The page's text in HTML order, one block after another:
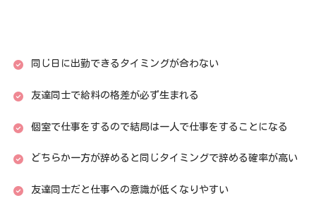
同じ日に出勤できるタイミングが合わない
友達同士で給料の格差が必ず生まれる
個室で仕事をするので結局は一人で仕事をすることになる
どちらか一方が辞めると同じタイミングで辞める確率が高い
友達同士だと仕事への意識が低くなりやすい